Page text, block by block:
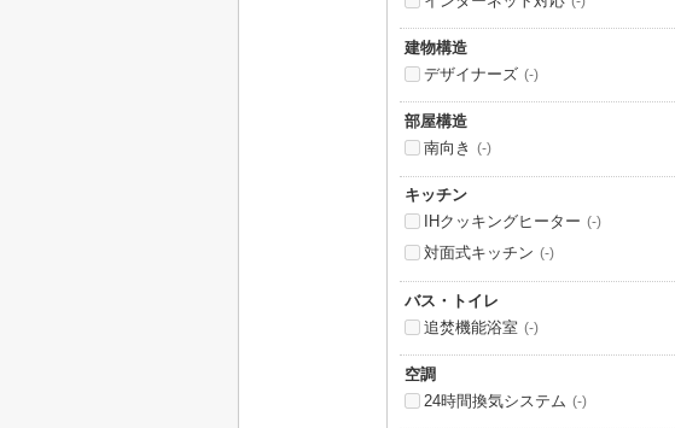
建物構造
デザイナーズ (-)
部屋構造
南向き
(-)
キッチン
IHクッキングヒーター (-)
対面式キッチン (-)
バス・トイレ
追焚機能浴室 (-)
空調
24時間換気システム (-)